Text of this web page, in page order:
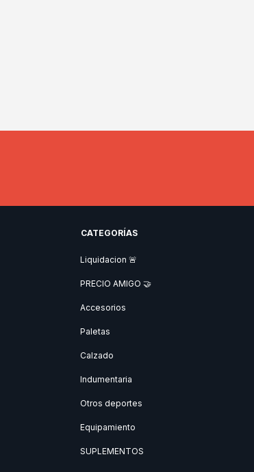
CATEGORÍAS
Liquidacion 🚨
PRECIO AMIGO 🤝
Accesorios
Paletas
Calzado
Indumentaria
Otros deportes
Equipamiento
SUPLEMENTOS